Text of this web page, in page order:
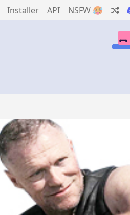
Installer API NSFW 🥵